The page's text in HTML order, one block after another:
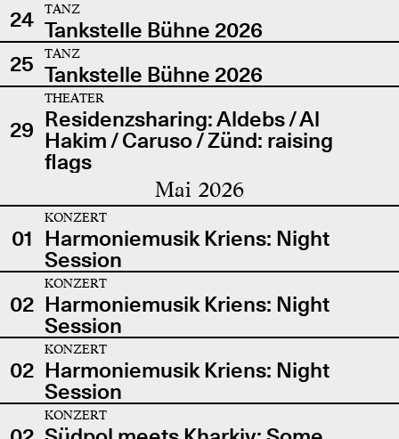
24
TANZ
Tankstelle Bühne 2026
25
TANZ
Tankstelle Bühne 2026
29
THEATER
Residenzsharing: Aldebs / Al
Hakim / Caruso / Zünd: raising
flags
Mai 2026
01
KONZERT
Harmoniemusik Kriens: Night
Session
02
KONZERT
Harmoniemusik Kriens: Night
Session
02
KONZERT
Harmoniemusik Kriens: Night
Session
KONZERT